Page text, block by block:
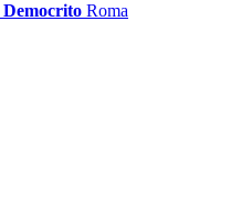
Democrito Roma